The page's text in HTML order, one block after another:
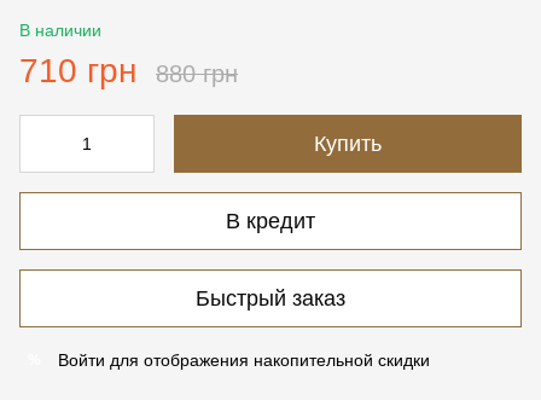
В наличии
710 грн 880 грн
Купить
В кредит
Быстрый заказ
Войти для отображения накопительной скидки